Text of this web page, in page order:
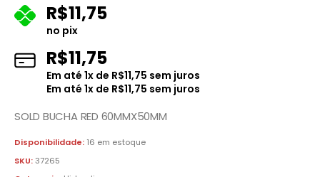
R$11,75
no pix
R$11,75
Em até 1x de R$11,75 sem juros
Em até 1x de R$11,75 sem juros
SOLD BUCHA RED 60MMX50MM
Disponibilidade: 16 em estoque
SKU:37265